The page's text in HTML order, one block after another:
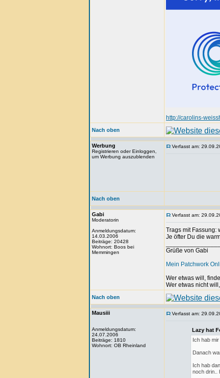
http://carolins-
Nach oben
Werbung
Registrieren oder Einloggen,
um Werbung auszublenden
Verfasst am:
Nach oben
Gabi
Moderatorin
Anmeldungsdatum:
14.03.2006
Beiträge: 20428
Wohnort: Boos bei
Memmingen
Verfasst am:
Trags mit Fassung:
Je öfter Du die
Grüße von Gabi
Mein Patchwork
Wer etwas will,
Wer etwas nicht
Nach oben
Mausiii
Anmeldungsdatum:
24.07.2006
Beiträge: 1810
Wohnort: OB Rheinland
Verfasst am:
Lazy hat
Ich hab
Danach
Ich hab
noch drin..